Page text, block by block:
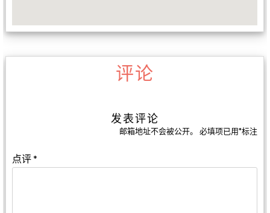
评论
发表评论
邮箱地址不会被公开。 必填项已用*标注
点评*